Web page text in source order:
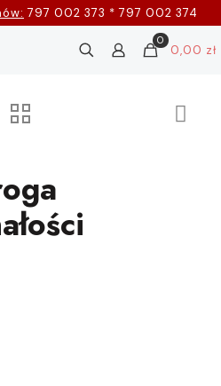
797 002 373 * 797 002 374
0
0,00 zł